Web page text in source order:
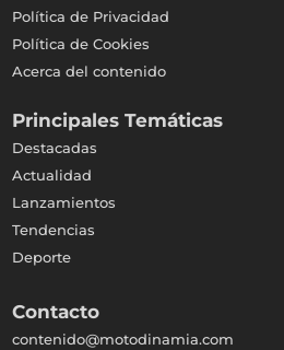
Política de Privacidad
Política de Cookies
Acerca del contenido
Principales Temáticas
Destacadas
Actualidad
Lanzamientos
Tendencias
Deporte
Contacto
contenido@motodinamia.com